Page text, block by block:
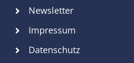
Newsletter
Impressum
Datenschutz